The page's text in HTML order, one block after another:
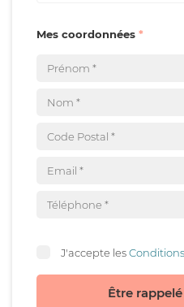
Mes coordonnées
J'accepte les
Être